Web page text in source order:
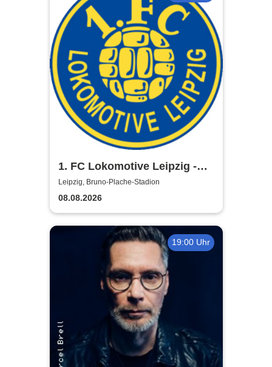
1. FC Lokomotive Leipzig -
Regionalliga Nordost
2026/2027
Leipzig, Bruno-Plache-Stadion
08.08.2026
19:00 Uhr